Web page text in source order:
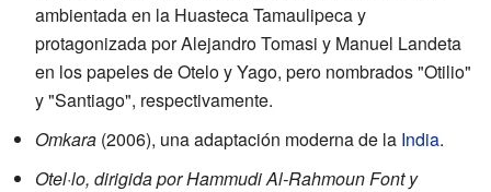
ambientada en la Huasteca Tamaulipeca y
protagonizada por Alejandro Tomasi y Manuel Landeta
en los papeles de Otelo y Yago, pero nombrados "Otilio"
y "Santiago", respectivamente.
Omkara (2006), una adaptación moderna de la India.
Otel·lo, dirigida por Hammudi Al-Rahmoun Font y